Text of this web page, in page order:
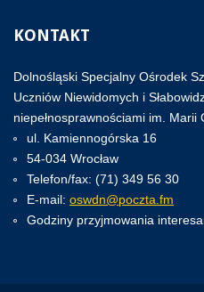
KONTAKT
Dolnośląski Specjalny Ośrodek
Uczniów Niewidomych i
niepełnosprawnościami im. Marii
ul. Kamiennogórska 16
54-034 Wrocław
Telefon/fax: (71) 349 56 30
E-mail: oswdn@poczta.fm
Godziny przyjmowania